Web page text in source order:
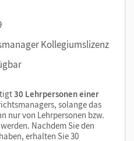
Kollegiumslizenz
30 Lehrpersonen einer
solange das
nur von Lehrpersonen bzw.
Nachdem Sie den
erhalten Sie 30